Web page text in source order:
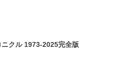
クル 1973-2025完全版